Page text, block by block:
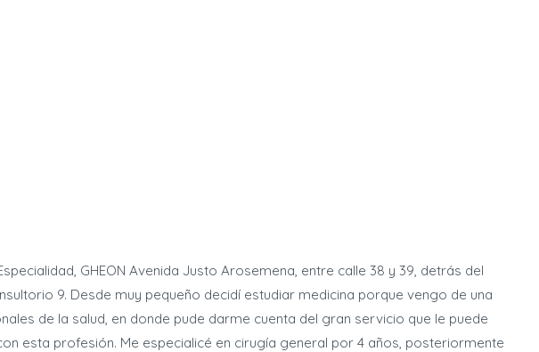
GHEON Avenida Justo Arosemena, entre calle 38 y 39, detrás del
9. Desde muy pequeño decidí estudiar medicina porque vengo de una
de la salud, en donde pude darme cuenta del gran servicio que le puede
esta profesión. Me especialicé en cirugía general por 4 años, posteriormente